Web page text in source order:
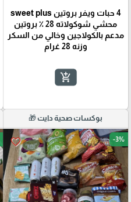
4 حبات ويفر بروتين sweet plus
محشي شوكولاته 28 ٪؜ بروتين
مدعم بالكولاجين وخالي من السكر
وزنه 28 غرام
add_shopping_cart
بوكسات صحية دايت 🎁
favorite_border -3%